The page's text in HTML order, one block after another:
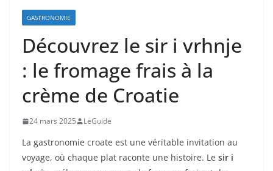
GASTRONOMIE
Découvrez le sir i vrhnje
: le fromage frais à la
crème de Croatie
24 mars 2025 LeGuide
La gastronomie croate est une véritable invitation au
voyage, où chaque plat raconte une histoire. Le sir i